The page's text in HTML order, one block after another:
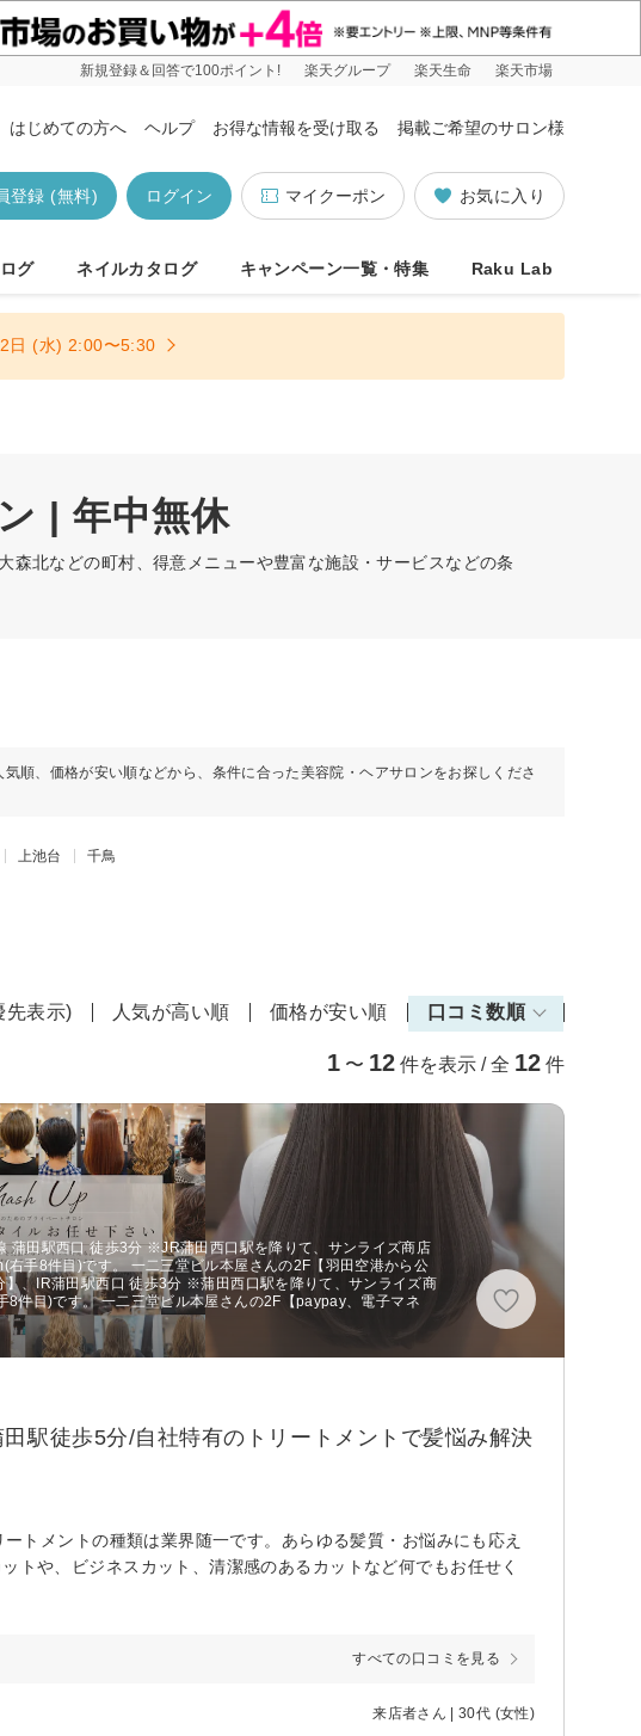
新規登録＆回答で100ポイント! 楽天グループ 楽天生命 楽天市場
はじめての方へ ヘルプ お得な情報を受け取る 掲載ご希望のサロン様
お気に入り
マイクーポン
ログイン
登録 (無料)
グ ネイルカタログ キャンペーン一覧・特集 Raku Lab
日 (水) 2:00〜5:30
| 年中無休
北などの町村、得意メニューや豊富な施設・サービスなどの条
気順、価格が安い順などから、条件に合った美容院・ヘアサロンをお探しくださ
上池台 千鳥
先表示) 人気が高い順 価格が安い順 口コミ数順
1 〜 12 件を表示 / 全 12 件
蒲田駅西口 徒歩3分 ※JR蒲田西口駅を降りて、サンライズ商店
右手8件目)です。 一二三堂ビル本屋さんの2F【羽田空港から公
】、IR蒲田駅西口 徒歩3分 ※蒲田西口駅を降りて、サンライズ商
8件目)です。 一二三堂ビル本屋さんの2F【paypay、電子マネ
駅徒歩5分/自社特有のトリートメントで髪悩み解決
トメントの種類は業界随一です。あらゆる髪質・お悩みにも応え
トや、ビジネスカット、清潔感のあるカットなど何でもお任せく
すべての口コミを見る
来店者さん | 30代 (女性)